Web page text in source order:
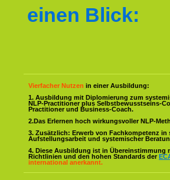
einen Blick:
Vierfacher Nutzen in einer Ausbildung:
1. Ausbildung mit Diplomierung zum
NLP-Practitioner plus Selbstbewusstseins-
Practitioner und Business-Coach.
2.Das Erlernen hoch wirkungsvoller NLP-
3. Zusätzlich: Erwerb von Fachkompetenz in
Aufstellungsarbeit und systemischer
4. Diese Ausbildung ist in Übereinstimmung
Richtlinien und den hohen Standards der
international anerkannt.